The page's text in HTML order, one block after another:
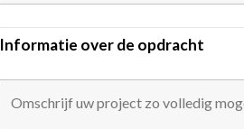
Informatie over de opdracht